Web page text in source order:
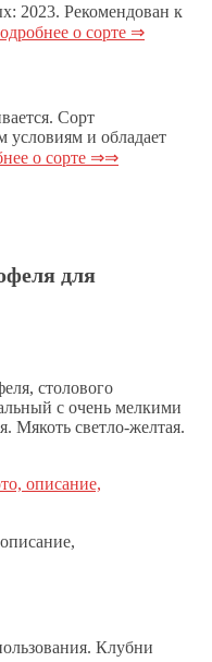
2023. Рекомендован к
о сорте ⇒
Сорт
условиям и обладает
о сорте ⇒⇒
для
столового
с очень мелкими
Мякоть светло-желтая.
описание,
Клубни